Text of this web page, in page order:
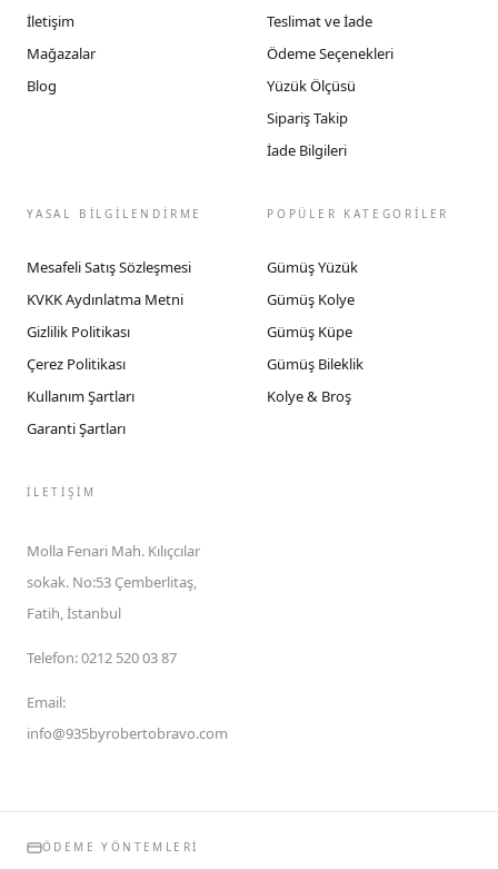
İletişim
Mağazalar
Blog
Teslimat ve İade
Ödeme Seçenekleri
Yüzük Ölçüsü
Sipariş Takip
İade Bilgileri
YASAL BİLGİLENDİRME
Mesafeli Satış Sözleşmesi
KVKK Aydınlatma Metni
Gizlilik Politikası
Çerez Politikası
Kullanım Şartları
Garanti Şartları
POPÜLER KATEGORİLER
Gümüş Yüzük
Gümüş Kolye
Gümüş Küpe
Gümüş Bileklik
Kolye & Broş
İLETIŞIM
Molla Fenari Mah. Kılıçcılar
sokak. No:53 Çemberlitaş,
Fatih, İstanbul
Telefon:0212 520 03 87
Email:
info@935byrobertobravo.com
ÖDEME YÖNTEMLERI